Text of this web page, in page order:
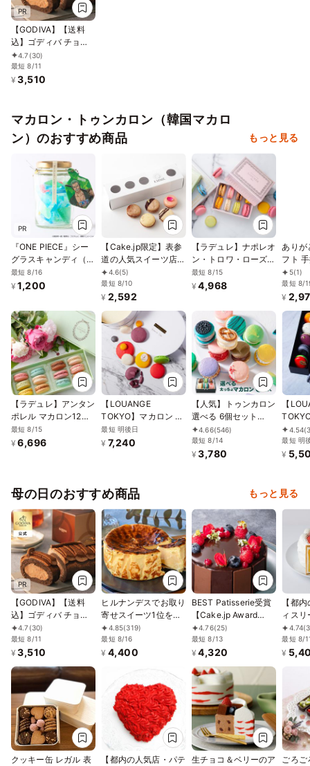
PR
【GODIVA】【送料
込】ゴディバ チョコ
レートロールケーキ
お中元2026
4.7 (30)
最短 8/11
¥ 3,510
マカロン・トゥンカロン（韓国マカロ
ン）のおすすめ商品
もっと見る
PR
『ONE PIECE』シー
グラスキャンディ（ゾ
ロ）
最短 8/16
¥ 1,200
【Cake.jp限定】表参
道の人気スイーツ店
[EMME]の実力派パテ
ィシエが作る トリュ
フ香るマカロンショコ
ラバリエ
4.6(5)
最短 8/10
¥ 2,592
【ラデュレ】ナポレオ
ン・トロワ・ローズ
マカロン8個入り
最短 8/15
¥ 4,968
ありが
フト
ジ/イ
入り
5(1)
最短 8/
¥
【ラデュレ】アンタン
ポレル マカロン12個
入り
最短 8/15
¥ 6,696
【LOUANGE
TOKYO】マカロン チ
ーズケーキ お中元
2026
最短 明後日
¥ 7,240
【人気】トゥンカロン
選べる 6個セット
MACAPRESSO マカ
ロン
4.66(546)
最短 8/14
¥ 3,780
【
4.54
最短 明
¥
母の日のおすすめ商品 もっと見る
PR
【GODIVA】【送料
込】ゴディバ チョコ
レートロールケーキ
お中元2026
4.7 (30)
最短 8/11
¥ 3,510
ヒルナンデスでお取り
寄せスイーツ1位を獲
得！誕生日に 熟成で
旨味成分約2倍！グル
テンフリーの「熟成バ
4.85(319)
最短 8/16
¥ 4,400
BEST Patisserie受賞
【Cake.jp Award
2026 ー誕生日ケーキ
部門ー】 【神戸洋藝
菓子ボックサン】ショ
コラ・フルール・レリ
ーフ 4号 誕生日
4.76(25)
最短 8/13
¥ 4,320
【都
ィスリ
ーヴ】
ショー
4.74
最短 8/
¥
クッキー缶 レガル 表
【都内の人気店・パテ
生チョコ＆ベリーのア
ごろご